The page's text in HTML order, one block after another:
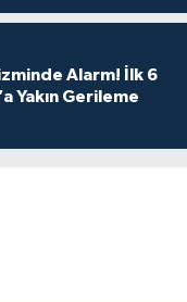
Alarm! İlk 6
Yakın Gerileme